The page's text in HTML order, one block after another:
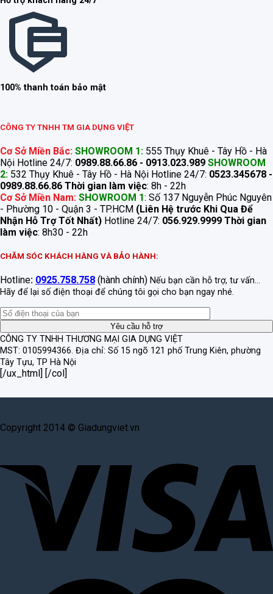
100% thanh toán bảo mật
CÔNG TY TNHH TM GIA DỤNG VIỆT
Cơ Sở Miền Bắc: SHOWROOM 1: 555 Thụy Khuê - Tây Hồ - Hà
Nội Hotline 24/7: 0989.88.66.86 - 0913.023.989 SHOWROOM
2: 532 Thụy Khuê - Tây Hồ - Hà Nội Hotline 24/7: 0523.345678 -
0989.88.66.86 Thời gian làm việc: 8h - 22h
Cơ Sở Miền Nam: SHOWROOM 1: Số 137 Nguyễn Phúc Nguyên
- Phường 10 - Quận 3 - TP.HCM (Liên Hệ trước Khi Qua Để
Nhận Hỗ Trợ Tốt Nhất) Hotline 24/7: 056.929.9999 Thời gian
làm việc: 8h30 - 22h
CHĂM SÓC KHÁCH HÀNG VÀ BẢO HÀNH:
Hotline: 0925.758.758 (hành chính) Nếu bạn cần hỗ trợ, tư vấn...
Hãy để lại số điện thoại để chúng tôi gọi cho bạn ngay nhé.
CÔNG TY TNHH THƯƠNG MẠI GIA DỤNG VIỆT
MST: 0105994366. Địa chỉ: Số 15 ngõ 121 phố Trung Kiên, phường
Tây Tựu, TP Hà Nội
[/ux_html] [/col]
Copyright 2014 © Giadungviet.vn